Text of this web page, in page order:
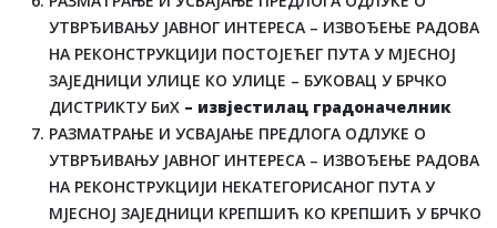
УТВРЂИВАЊУ ЈАВНОГ ИНТЕРЕСА – ИЗВОЂЕЊЕ РАДОВА
НА РЕКОНСТРУКЦИЈИ ПОСТОЈЕЋЕГ ПУТА У МЈЕСНОЈ
ЗАЈЕДНИЦИ УЛИЦЕ КО УЛИЦЕ – БУКОВАЦ У БРЧКО
ДИСТРИКТУ БиХ – извјестилац градоначелник
РАЗМАТРАЊЕ И УСВАЈАЊЕ ПРЕДЛОГА ОДЛУКЕ О
УТВРЂИВАЊУ ЈАВНОГ ИНТЕРЕСА – ИЗВОЂЕЊЕ РАДОВА
НА РЕКОНСТРУКЦИЈИ НЕКАТЕГОРИСАНОГ ПУТА У
МЈЕСНОЈ ЗАЈЕДНИЦИ КРЕПШИЋ КО КРЕПШИЋ У БРЧКО